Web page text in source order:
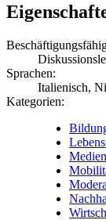
Sprachen:
Italienisch,
Kategorien:
Medien